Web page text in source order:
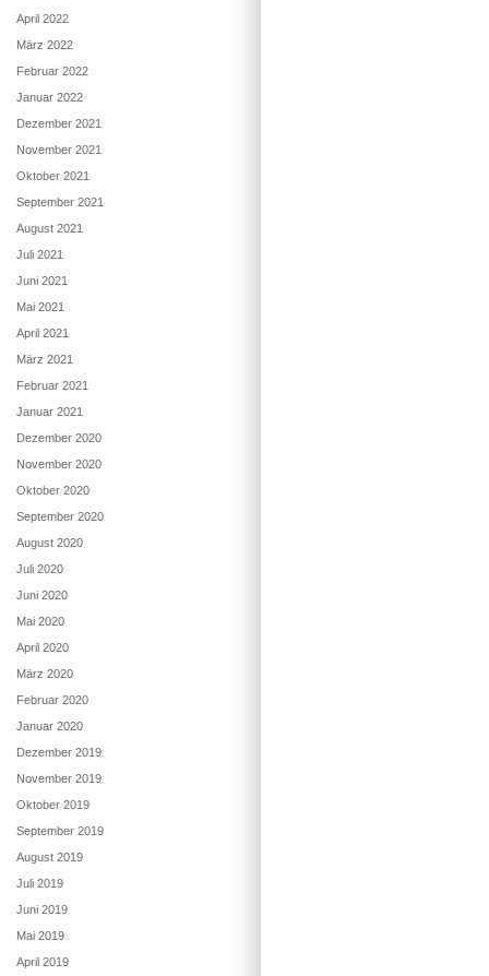
April 2022
März 2022
Februar 2022
Januar 2022
Dezember 2021
November 2021
Oktober 2021
September 2021
August 2021
Juli 2021
Juni 2021
Mai 2021
April 2021
März 2021
Februar 2021
Januar 2021
Dezember 2020
November 2020
Oktober 2020
September 2020
August 2020
Juli 2020
Juni 2020
Mai 2020
April 2020
März 2020
Februar 2020
Januar 2020
Dezember 2019
November 2019
Oktober 2019
September 2019
August 2019
Juli 2019
Juni 2019
Mai 2019
April 2019